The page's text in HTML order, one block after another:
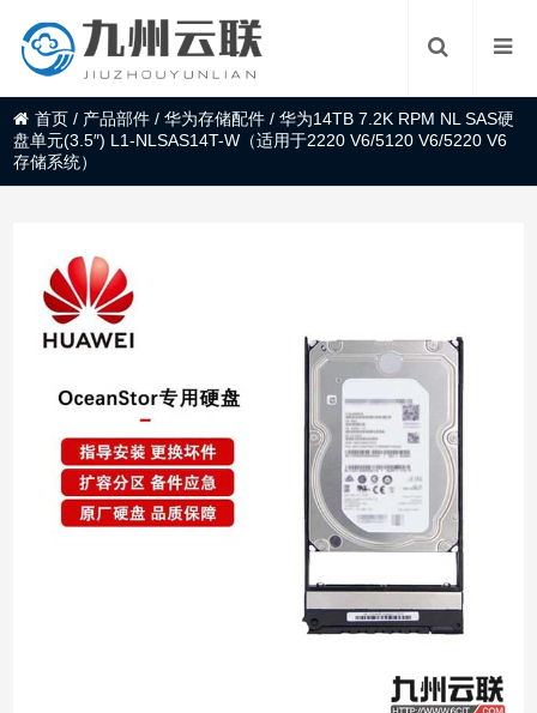
首页 / 产品部件 /华为存储配件 /华为14TB 7.2K RPM NL SAS硬
盘单元(3.5″) L1-NLSAS14T-W（适用于2220 V6/5120 V6/5220 V6
存储系统）